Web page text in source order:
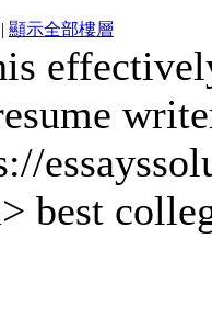
| 顯示全部樓層
best